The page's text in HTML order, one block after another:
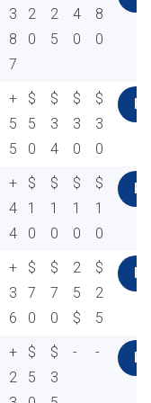
3
8
7
2
0
2
5
4
0
8
0
+
5
5
$
5
0
$
3
4
$
3
0
$
3
0
+
4
4
$
1
0
$
1
0
$
1
0
$
1
0
+
3
6
$
7
0
$
7
0
2
5
$
$
2
5
+
2
$
5
$
3
- -